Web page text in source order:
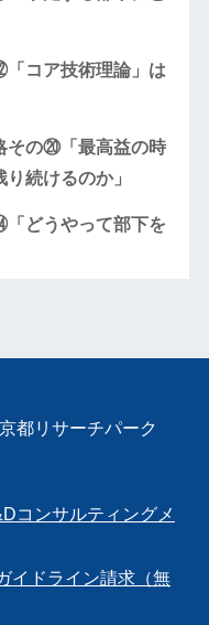
「コア技術理論」は
その⑳「最高益の時
続けるのか」
「どうやって部下を
都リサーチパーク
コンサルティングメ
イドライン請求（無